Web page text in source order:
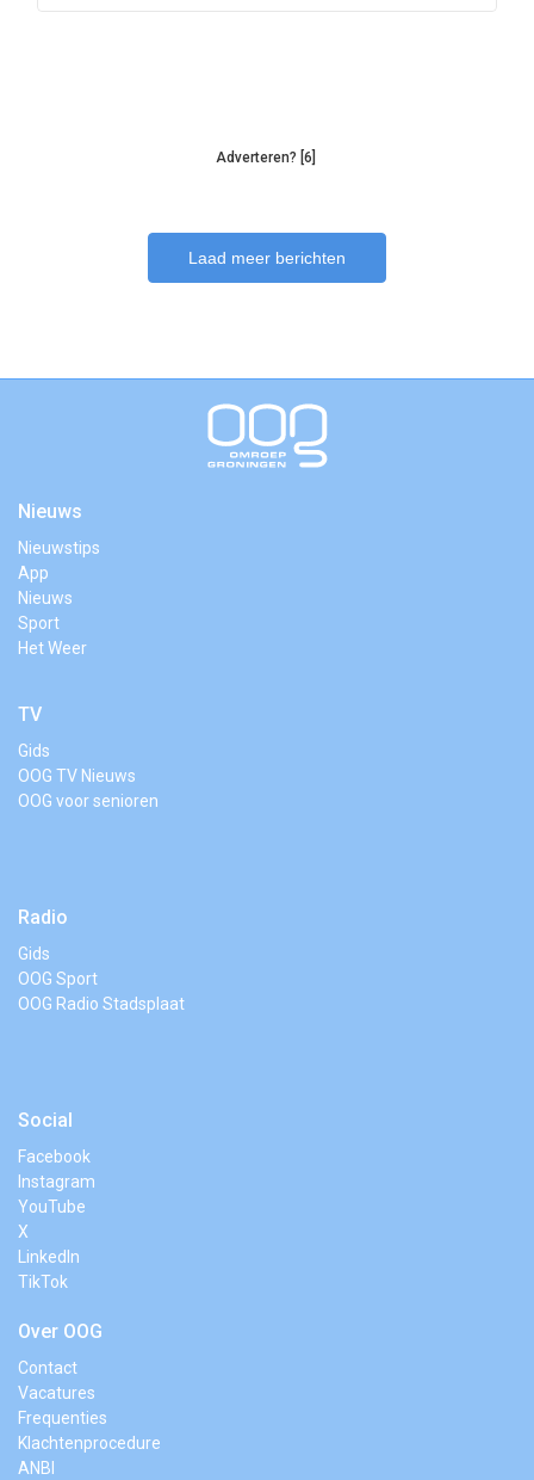
Adverteren? [6]
Laad meer berichten
Nieuws
Nieuwstips
App
Nieuws
Sport
Het Weer
TV
Gids
OOG TV Nieuws
OOG voor senioren
Radio
Gids
OOG Sport
OOG Radio Stadsplaat
Social
Facebook
Instagram
YouTube
X
LinkedIn
TikTok
Over OOG
Contact
Vacatures
Frequenties
Klachtenprocedure
ANBI